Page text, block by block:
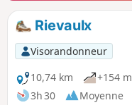
Rievaulx
Visorandonneur
10,74 km
+154 m
3h 30
Moyenne